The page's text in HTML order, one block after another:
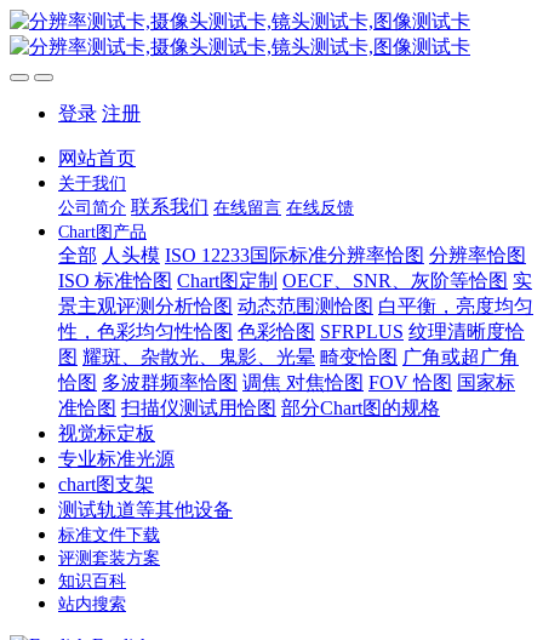
登录 注册
网站首页
关于我们
公司简介 联系我们 在线留言 在线反馈
Chart图产品
全部 人头模 ISO 12233国际标准分辨率恰图 分辨率恰图
ISO 标准恰图 Chart图定制 OECF、SNR、灰阶等恰图 实
景主观评测分析恰图 动态范围测恰图 白平衡，亮度均匀
性，色彩均匀性恰图 色彩恰图 SFRPLUS 纹理清晰度恰
图 耀斑、杂散光、鬼影、光晕 畸变恰图 广角或超广角
恰图 多波群频率恰图 调焦 对焦恰图 FOV 恰图 国家标
准恰图 扫描仪测试用恰图 部分Chart图的规格
视觉标定板
专业标准光源
chart图支架
测试轨道等其他设备
标准文件下载
评测套装方案
知识百科
站内搜索